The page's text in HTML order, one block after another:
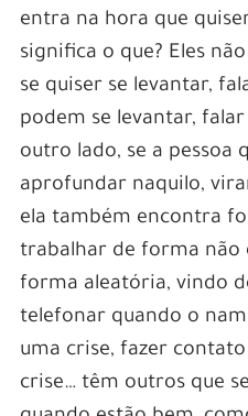
entra na hora que
significa o que? Eles
se quiser se levantar,
podem se levantar,
outro lado, se a pessoa
aprofundar naquilo,
ela também encontra
trabalhar de forma não
forma aleatória, vindo
telefonar quando o
uma crise, fazer
crise… têm outros que